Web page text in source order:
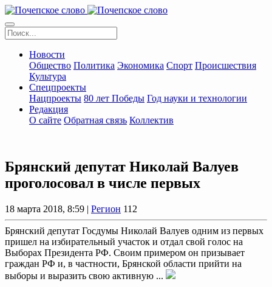
Новости
Общество Политика Экономика Спорт Происшествия
Культура
Спецпроекты
Нацпроекты 80 лет Победы Год науки и технологии
Редакция
О сайте Обратная связь Коллектив
Брянский депутат Николай Валуев
проголосовал в числе первых
18 марта 2018, 8:59 | Регион 112
Брянский депутат Госдумы Николай Валуев одним из первых
пришел на избирательный участок и отдал свой голос на
Выборах Президента РФ. Своим примером он призывает
граждан РФ и, в частности, Брянской области прийти на
выборы и выразить свою активную ...